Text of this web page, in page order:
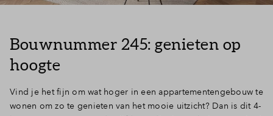
Bouwnummer 245: genieten op
hoogte
Vind je het fijn om wat hoger in een appartementengebouw te
wonen om zo te genieten van het mooie uitzicht? Dan is dit 4-